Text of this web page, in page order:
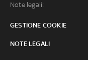
Note legali:
GESTIONE COOKIE
NOTE LEGALI